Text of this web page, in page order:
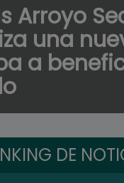
Arroyo
una
a
DE